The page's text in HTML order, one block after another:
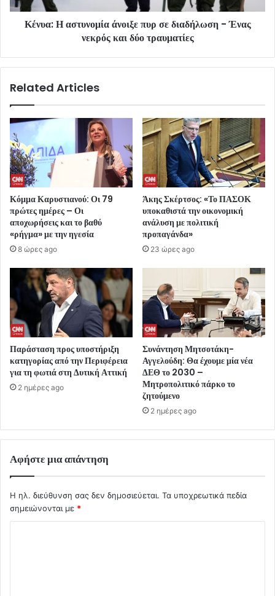
Κένυα: Η αστυνομία άνοιξε πυρ σε διαδήλωση - Ένας
νεκρός και δύο τραυματίες
Related Articles
Κόμμα Καρυστιανού: Οι 79
πρώτες ημέρες – Οι
αποχωρήσεις και το βαθύ
«ρήγμα» με την ηγεσία
8 ώρες ago
Άκης Σκέρτσος: «Το ΠΑΣΟΚ
υποκαθιστά την οικονομική
ανάλυση με πολιτική
προπαγάνδα»
23 ώρες ago
Παράσταση προς υποστήριξη
κατηγορίας από την Περιφέρεια
για τη φωτιά στη Δυτική Αττική
2 ημέρες ago
Συνάντηση Μητσοτάκη-
Αγγελούδη: Θα έχουμε μία νέα
ΔΕΘ το 2030 –
Μητροπολιτικό πάρκο το
ζητούμενο
2 ημέρες ago
Αφήστε μια απάντηση
Η ηλ. διεύθυνση σας δεν δημοσιεύεται. Τα υποχρεωτικά πεδία
σημειώνονται με *